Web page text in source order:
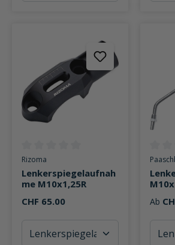
Durchschnittliche Bewertung von 0
Rizoma
Lenkerspiegelaufnah
me M10x1,25R
CHF 65.00
Ab